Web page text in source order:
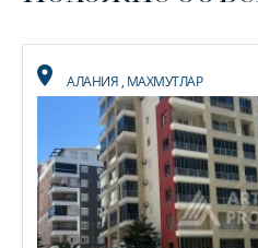
АЛАНИЯ, МАХМУТЛАР